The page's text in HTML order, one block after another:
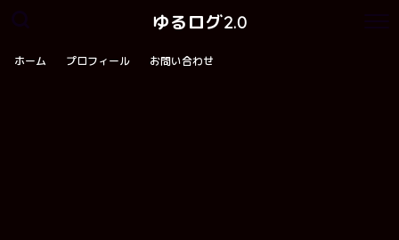
ゆるログ2.0
ホーム プロフィール お問い合わせ